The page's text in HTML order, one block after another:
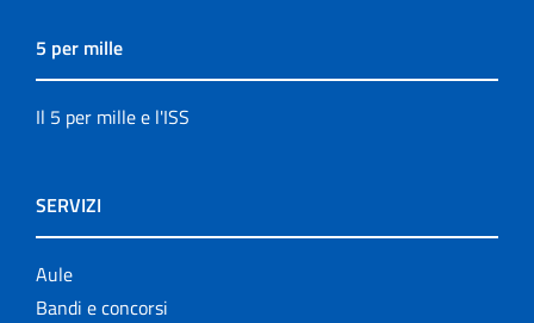
5 per mille
Il 5 per mille e l'ISS
SERVIZI
Aule
Bandi e concorsi